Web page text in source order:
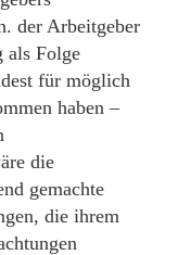
der Arbeitgeber
als Folge
für möglich
haben –
die
gemachte
die ihrem